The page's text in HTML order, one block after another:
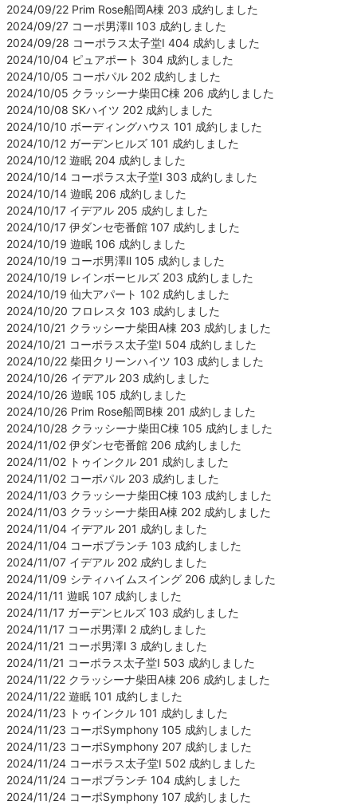
2024/09/22 Prim Rose船岡A棟 203 成約しました
2024/09/27 コーポ男澤Ⅱ 103 成約しました
2024/09/28 コーポラス太子堂Ⅰ 404 成約しました
2024/10/04 ピュアポート 304 成約しました
2024/10/05 コーポパル 202 成約しました
2024/10/05 クラッシーナ柴田C棟 206 成約しました
2024/10/08 SKハイツ 202 成約しました
2024/10/10 ボーディングハウス 101 成約しました
2024/10/12 ガーデンヒルズ 101 成約しました
2024/10/12 遊眠 204 成約しました
2024/10/14 コーポラス太子堂Ⅰ 303 成約しました
2024/10/14 遊眠 206 成約しました
2024/10/17 イデアル 205 成約しました
2024/10/17 伊ダンセ壱番館 107 成約しました
2024/10/19 遊眠 106 成約しました
2024/10/19 コーポ男澤Ⅱ 105 成約しました
2024/10/19 レインボーヒルズ 203 成約しました
2024/10/19 仙大アパート 102 成約しました
2024/10/20 フロレスタ 103 成約しました
2024/10/21 クラッシーナ柴田A棟 203 成約しました
2024/10/21 コーポラス太子堂Ⅰ 504 成約しました
2024/10/22 柴田クリーンハイツ 103 成約しました
2024/10/26 イデアル 203 成約しました
2024/10/26 遊眠 105 成約しました
2024/10/26 Prim Rose船岡B棟 201 成約しました
2024/10/28 クラッシーナ柴田C棟 105 成約しました
2024/11/02 伊ダンセ壱番館 206 成約しました
2024/11/02 トゥインクル 201 成約しました
2024/11/02 コーポパル 203 成約しました
2024/11/03 クラッシーナ柴田C棟 103 成約しました
2024/11/03 クラッシーナ柴田A棟 202 成約しました
2024/11/04 イデアル 201 成約しました
2024/11/04 コーポブランチ 103 成約しました
2024/11/07 イデアル 202 成約しました
2024/11/09 シティハイムスイング 206 成約しました
2024/11/11 遊眠 107 成約しました
2024/11/17 ガーデンヒルズ 103 成約しました
2024/11/17 コーポ男澤Ⅰ 2 成約しました
2024/11/21 コーポ男澤Ⅰ 3 成約しました
2024/11/21 コーポラス太子堂Ⅰ 503 成約しました
2024/11/22 クラッシーナ柴田A棟 206 成約しました
2024/11/22 遊眠 101 成約しました
2024/11/23 トゥインクル 101 成約しました
2024/11/23 コーポSymphony 105 成約しました
2024/11/23 コーポSymphony 207 成約しました
2024/11/24 コーポラス太子堂Ⅰ 502 成約しました
2024/11/24 コーポブランチ 104 成約しました
2024/11/24 コーポSymphony 107 成約しました